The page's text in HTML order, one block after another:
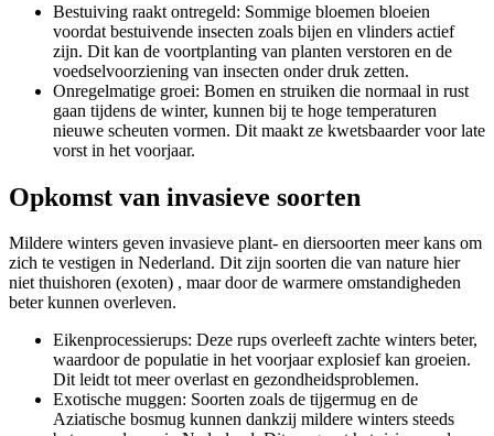
Bestuiving raakt ontregeld: Sommige bloemen bloeien
voordat bestuivende insecten zoals bijen en vlinders actief
zijn. Dit kan de voortplanting van planten verstoren en de
voedselvoorziening van insecten onder druk zetten.
Onregelmatige groei: Bomen en struiken die normaal in rust
gaan tijdens de winter, kunnen bij te hoge temperaturen
nieuwe scheuten vormen. Dit maakt ze kwetsbaarder voor late
vorst in het voorjaar.
Opkomst van invasieve soorten
Mildere winters geven invasieve plant- en diersoorten meer kans om
zich te vestigen in Nederland. Dit zijn soorten die van nature hier
niet thuishoren (exoten) , maar door de warmere omstandigheden
beter kunnen overleven.
Eikenprocessierups: Deze rups overleeft zachte winters beter,
waardoor de populatie in het voorjaar explosief kan groeien.
Dit leidt tot meer overlast en gezondheidsproblemen.
Exotische muggen: Soorten zoals de tijgermug en de
Aziatische bosmug kunnen dankzij mildere winters steeds